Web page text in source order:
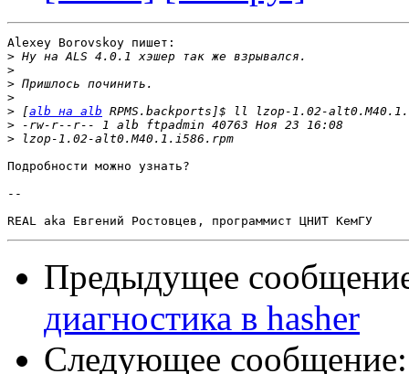
Alexey Borovskoy пишет:
>
>
>
>
> [alb на alb
>
>
Подробности можно узнать?
--
Предыдущее
диагностика в hasher
Следующее